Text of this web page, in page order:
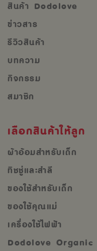
สินค้า Dodolove
ข่าวสาร
รีวิวสินค้า
บทความ
กิจกรรม
สมาชิก
เลือกสินค้าให้ลูก
ผ้าอ้อมสำหรับเด็ก
ทิชชู่และสำลี
ของใช้สำหรับเด็ก
ของใช้คุณแม่
เครื่องใช้ไฟฟ้า
Dodolove Organic